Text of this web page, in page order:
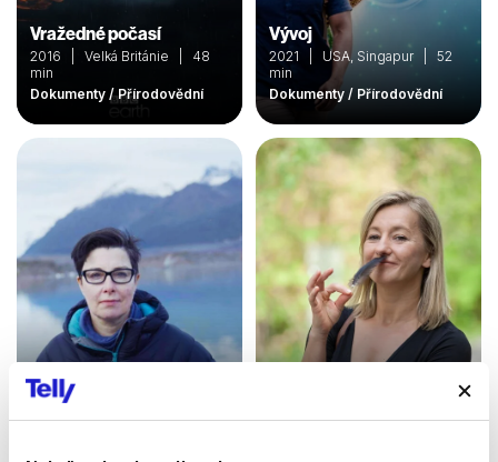
Vražedné počasí
2016 | Velká Británie | 48
min
Dokumenty / Přírodovědní
Vývoj
2021 | USA, Singapur | 52
min
Dokumenty / Přírodovědní
Dobrodružná Aljaška
2020 | Velká Británie | 45
min
min